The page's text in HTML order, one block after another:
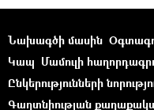
Նախագծի մասին
Կապ Մամուլի
Ընկերությունների
Գաղտնիության